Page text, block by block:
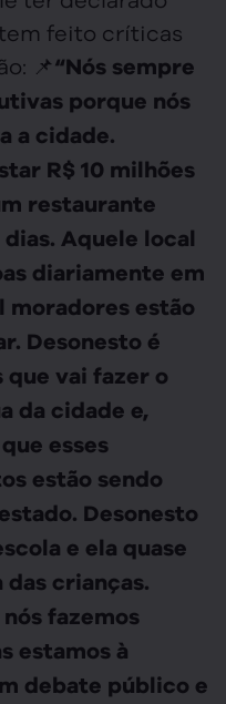
feito críticas
📌“Nós sempre
porque nós
a cidade.
R$ 10 milhões
restaurante
Aquele local
diariamente em
moradores estão
Desonesto é
vai fazer o
da cidade e,
esses
estão sendo
Desonesto
e ela quase
das crianças.
fazemos
estamos à
debate público e